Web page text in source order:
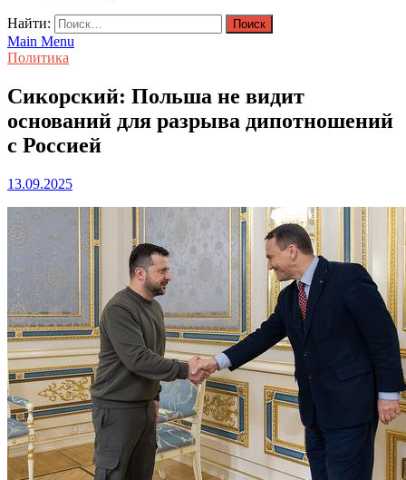
Найти:
Main Menu
Политика
Сикорский: Польша не видит
оснований для разрыва дипотношений
с Россией
13.09.2025